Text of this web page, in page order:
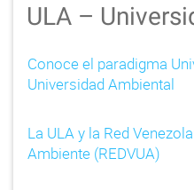
n
v
ULA –
Conoce el paradigma
Universidad Ambiental
La ULA y la Red
Ambiente (REDVUA)